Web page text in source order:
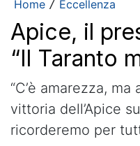
Home / Eccellenza
Apice, il
“Il Taranto
“C’è amarezza,
vittoria dell’Apice
ricorderemo per